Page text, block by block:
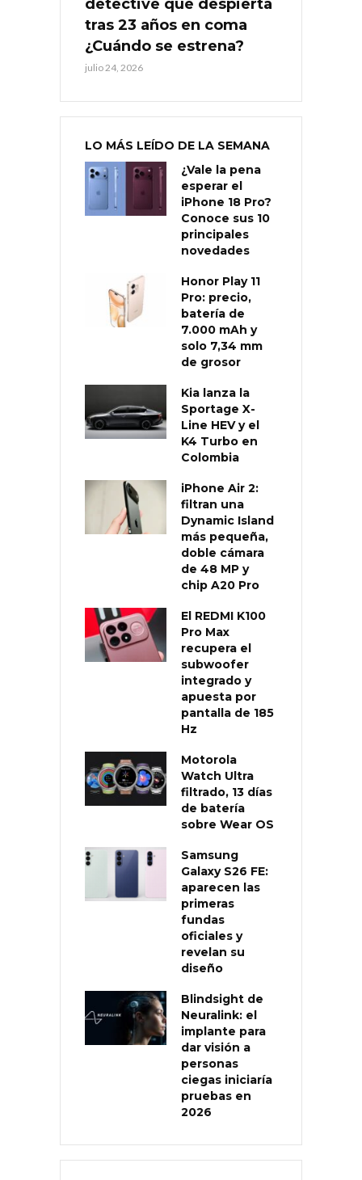
detective que despierta
tras 23 años en coma
¿Cuándo se estrena?
julio 24, 2026
LO MÁS LEÍDO DE LA SEMANA
¿Vale la pena
esperar el
iPhone 18 Pro?
Conoce sus 10
principales
novedades
Honor Play 11
Pro: precio,
batería de
7.000 mAh y
solo 7,34 mm
de grosor
Kia lanza la
Sportage X-
Line HEV y el
K4 Turbo en
Colombia
iPhone Air 2:
filtran una
Dynamic Island
más pequeña,
doble cámara
de 48 MP y
chip A20 Pro
El REDMI K100
Pro Max
recupera el
subwoofer
integrado y
apuesta por
pantalla de 185
Hz
Motorola
Watch Ultra
filtrado, 13 días
de batería
sobre Wear OS
Samsung
Galaxy S26 FE:
aparecen las
primeras
fundas
oficiales y
revelan su
diseño
Blindsight de
Neuralink: el
implante para
dar visión a
personas
ciegas iniciaría
pruebas en
2026